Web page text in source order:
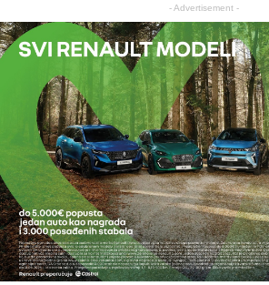
- Advertisement -